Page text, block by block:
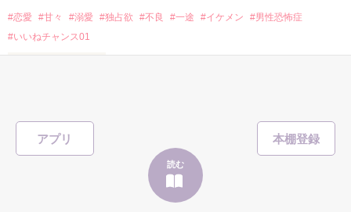
アプリ
読む
冴木澪-SaekiMio
✨.ﾟ･*..☆.｡.:*✨.☆.｡.:. *:ﾟ✨.ﾟ･*..☆.｡.:*✨
そして光を巡ってライバルも登場！？
「貴方なんかに光先輩は渡しませんから。」
#恋愛 #甘々 #溺愛 #独占欲 #不良 #一途 #イケメン
#男性恐怖症
#いいねチャンス01
「瑠莉に一目惚れしたんだよ……悪いかよ」